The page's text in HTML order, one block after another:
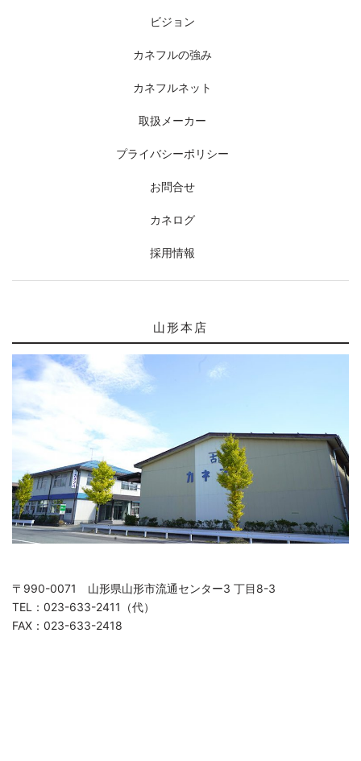
ビジョン
カネフルの強み
カネフルネット
取扱メーカー
プライバシーポリシー
お問合せ
カネログ
採用情報
山形本店
〒990-0071 山形県山形市流通センター3 丁目8-3
TEL：023-633-2411（代）
FAX：023-633-2418